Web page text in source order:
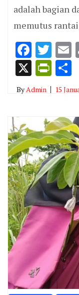
adalah bagian
memutus
X
ByAdmin 15